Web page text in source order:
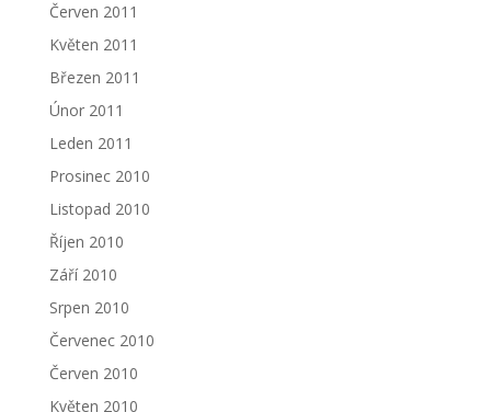
Červen 2011
Květen 2011
Březen 2011
Únor 2011
Leden 2011
Prosinec 2010
Listopad 2010
Říjen 2010
Září 2010
Srpen 2010
Červenec 2010
Červen 2010
Květen 2010